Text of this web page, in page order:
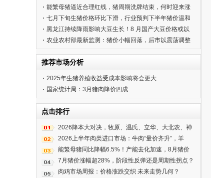
能繁母猪逼近合理红线，猪周期洗牌结束，何时迎来涨
价？
七月下旬生猪价格环比下滑，行业预判下半年猪价温和
回升
黑龙江持续降雨影响大豆生长！8 月国产大豆价格或以
稳为主
农业农村部最新监测：猪价小幅回落，后市以震荡调整
为主
推荐市场分析
2025年生猪养殖收益受成本影响将会更大
国家统计局：3月猪肉降价四成
点击排行
2026降本大对决，牧原、温氏、立华、大北农、神
农、新希望谁能笑到最后？
2026上半年肉类进口市场：牛肉“量价齐升”，羊
肉“冷暖自知”
能繁母猪同比降幅6.5%！产能去化加速，8月猪价
能上涨吗？
7月猪价涨幅超28%，阶段性反弹还是周期性拐点？
下半年猪市回暖可期
肉鸡市场周报：价格涨跌交织 未来走势几何？